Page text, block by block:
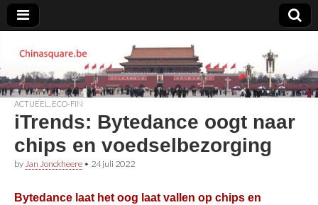
Chinasquare.be
ACTUEEL ECO-FIN
iTrends: Bytedance oogt naar
chips en voedselbezorging
by Jan Jonckheere • 24 juli 2022
Bytedance laat het oog laat vallen op chips en